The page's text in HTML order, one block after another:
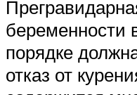
беременности
порядке
отказ от